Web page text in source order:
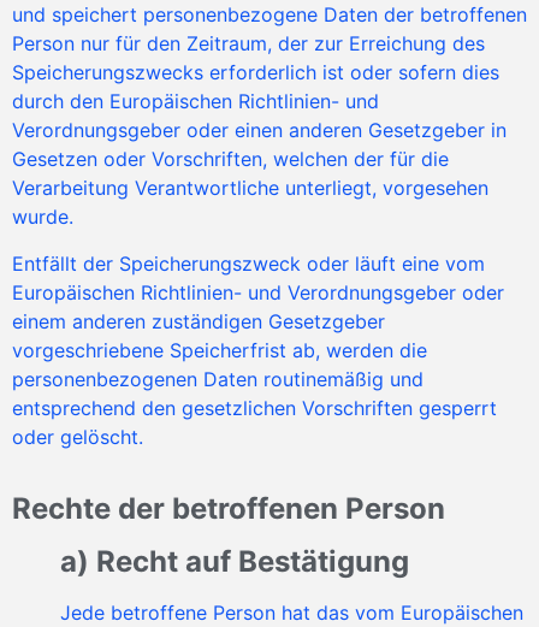
und speichert personenbezogene Daten der betroffenen
Person nur für den Zeitraum, der zur Erreichung des
Speicherungszwecks erforderlich ist oder sofern dies
durch den Europäischen Richtlinien- und
Verordnungsgeber oder einen anderen Gesetzgeber in
Gesetzen oder Vorschriften, welchen der für die
Verarbeitung Verantwortliche unterliegt, vorgesehen
wurde.
Entfällt der Speicherungszweck oder läuft eine vom
Europäischen Richtlinien- und Verordnungsgeber oder
einem anderen zuständigen Gesetzgeber
vorgeschriebene Speicherfrist ab, werden die
personenbezogenen Daten routinemäßig und
entsprechend den gesetzlichen Vorschriften gesperrt
oder gelöscht.
Rechte der betroffenen Person
a) Recht auf Bestätigung
Jede betroffene Person hat das vom Europäischen